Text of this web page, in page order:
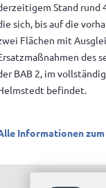
Stand rund
sich, bis auf die
Flächen mit
des
BAB 2, im
befindet.
Informationen